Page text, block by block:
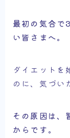
最初の気合で
い皆さまへ。
ダイエット
のに、気づ
その原因は、
からです。